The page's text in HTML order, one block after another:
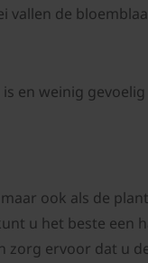
vallen de
en weinig
ook als de
u het beste een
zorg ervoor dat u